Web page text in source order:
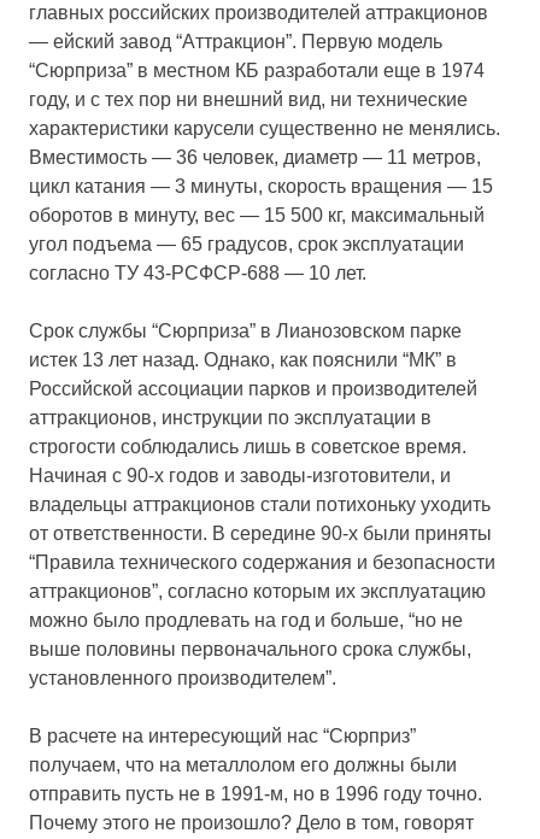
главных российских производителей аттракционов
— ейский завод “Аттракцион”. Первую модель
“Сюрприза” в местном КБ разработали еще в 1974
году, и с тех пор ни внешний вид, ни технические
характеристики карусели существенно не менялись.
Вместимость — 36 человек, диаметр — 11 метров,
цикл катания — 3 минуты, скорость вращения — 15
оборотов в минуту, вес — 15 500 кг, максимальный
угол подъема — 65 градусов, срок эксплуатации
согласно ТУ 43-РСФСР-688 — 10 лет.
Срок службы “Сюрприза” в Лианозовском парке
истек 13 лет назад. Однако, как пояснили “МК” в
Российской ассоциации парков и производителей
аттракционов, инструкции по эксплуатации в
строгости соблюдались лишь в советское время.
Начиная с 90-х годов и заводы-изготовители, и
владельцы аттракционов стали потихоньку уходить
от ответственности. В середине 90-х были приняты
“Правила технического содержания и безопасности
аттракционов”, согласно которым их эксплуатацию
можно было продлевать на год и больше, “но не
выше половины первоначального срока службы,
установленного производителем”.
В расчете на интересующий нас “Сюрприз”
получаем, что на металлолом его должны были
отправить пусть не в 1991-м, но в 1996 году точно.
Почему этого не произошло? Дело в том, говорят